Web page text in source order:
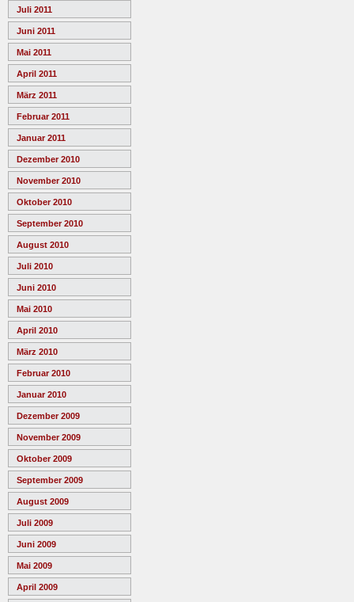
Juli 2011
Juni 2011
Mai 2011
April 2011
März 2011
Februar 2011
Januar 2011
Dezember 2010
November 2010
Oktober 2010
September 2010
August 2010
Juli 2010
Juni 2010
Mai 2010
April 2010
März 2010
Februar 2010
Januar 2010
Dezember 2009
November 2009
Oktober 2009
September 2009
August 2009
Juli 2009
Juni 2009
Mai 2009
April 2009